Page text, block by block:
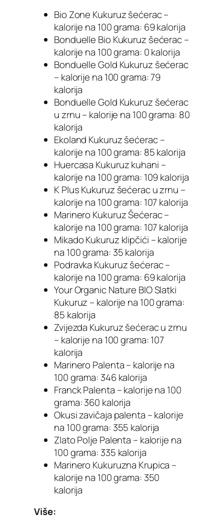
Bio Zone Kukuruz šećerac –
kalorije na 100 grama: 69 kalorija
Bonduelle Bio Kukuruz šećerac –
kalorije na 100 grama: 0 kalorija
Bonduelle Gold Kukuruz šećerac
– kalorije na 100 grama: 79
kalorija
Bonduelle Gold Kukuruz šećerac
u zrnu – kalorije na 100 grama: 80
kalorija
Ekoland Kukuruz šećerac –
kalorije na 100 grama: 85 kalorija
Huercasa Kukuruz kuhani –
kalorije na 100 grama: 109 kalorija
K Plus Kukuruz šećerac u zrnu –
kalorije na 100 grama: 107 kalorija
Marinero Kukuruz Šećerac –
kalorije na 100 grama: 107 kalorija
Mikado Kukuruz klipčići – kalorije
na 100 grama: 35 kalorija
Podravka Kukuruz šećerac –
kalorije na 100 grama: 69 kalorija
Your Organic Nature BIO Slatki
Kukuruz – kalorije na 100 grama:
85 kalorija
Zvijezda Kukuruz šećerac u zrnu
– kalorije na 100 grama: 107
kalorija
Marinero Palenta – kalorije na
100 grama: 346 kalorija
Franck Palenta – kalorije na 100
grama: 360 kalorija
Okusi zavičaja palenta – kalorije
na 100 grama: 355 kalorija
Zlato Polje Palenta – kalorije na
100 grama: 335 kalorija
Marinero Kukuruzna Krupica –
kalorije na 100 grama: 350
kalorija
Više: